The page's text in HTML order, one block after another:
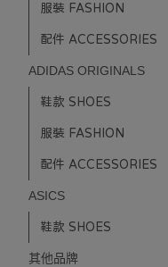
服裝 FASHION
配件 ACCESSORIES
ADIDAS ORIGINALS
鞋款 SHOES
服裝 FASHION
配件 ACCESSORIES
ASICS
鞋款 SHOES
其他品牌